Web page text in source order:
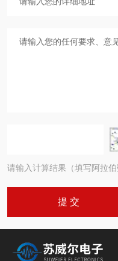
请输入计算结果（填写阿拉